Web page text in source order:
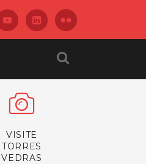
VISITE
TORRES
VEDRAS